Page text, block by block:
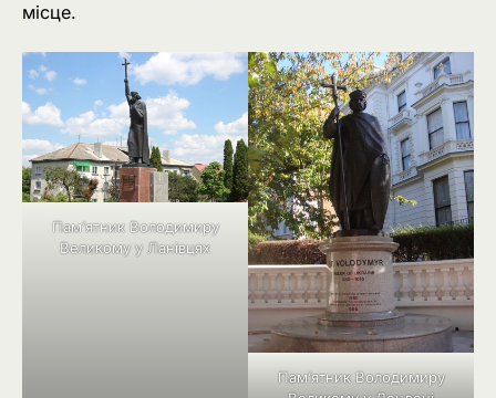
місце.
Пам’ятник Володимиру
Великому у Ланівцях
Пам’ятник Володимиру